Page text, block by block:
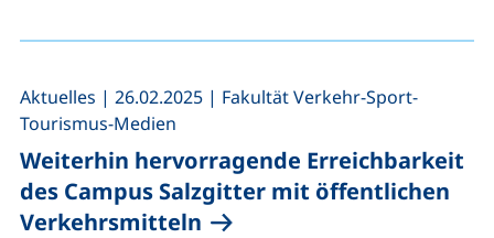
Weiterhin hervorragende Erreichbarkeit
des Campus Salzgitter mit öffentlichen
Verkehrsmitteln
Aktuelles | 26.02.2025 | Fakultät Verkehr-Sport-
Tourismus-Medien